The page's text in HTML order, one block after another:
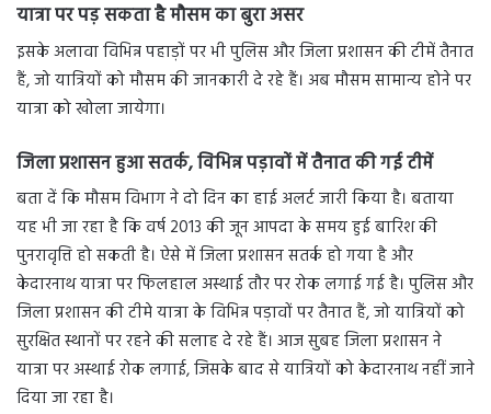
यात्रा पर पड़ सकता है मौसम का बुरा असर
इसके अलावा विभिन्न पहाड़ों पर भी पुलिस और जिला प्रशासन की टीमें तैनात
हैं, जो यात्रियों को मौसम की जानकारी दे रहे हैं। अब मौसम सामान्य होने पर
यात्रा को खोला जायेगा।
जिला प्रशासन हुआ सतर्क,विभिन्न पड़ावों में तैनात की गई टीमें
बता दें कि मौसम विभाग ने दो दिन का हाई अलर्ट जारी किया है। बताया
यह भी जा रहा है कि वर्ष 2013 की जून आपदा के समय हुई बारिश की
पुनरावृत्ति हो सकती है। ऐसे में जिला प्रशासन सतर्क हो गया है और
केदारनाथ यात्रा पर फिलहाल अस्थाई तौर पर रोक लगाई गई है। पुलिस और
जिला प्रशासन की टीमे यात्रा के विभिन्न पड़ावों पर तैनात हैं, जो यात्रियों को
सुरक्षित स्थानों पर रहने की सलाह दे रहे हैं। आज सुबह जिला प्रशासन ने
यात्रा पर अस्थाई रोक लगाई, जिसके बाद से यात्रियों को केदारनाथ नहीं जाने
दिया जा रहा है।